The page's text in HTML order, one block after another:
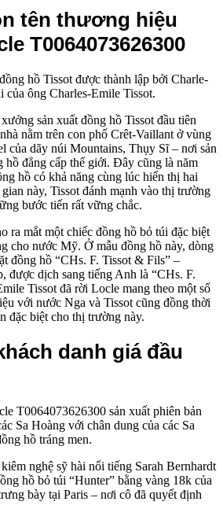
tên thương hiệu
T0064073626300
hồ Tissot được thành lập bởi Charle-
của ông Charles-Emile Tissot.
sản xuất đồng hồ Tissot đầu tiên
nằm trên con phố Crêt-Vaillant ở vùng
của dãy núi Mountains, Thụy Sĩ – nơi sản
hồ đẳng cấp thế giới. Đây cũng là năm
hồ có khả năng cùng lúc hiển thị hai
này, Tissot đánh mạnh vào thị trường
bước tiến rất vững chắc.
ra mắt một chiếc đồng hồ bỏ túi đặc biệt
cho nước Mỹ. Ở mẫu đồng hồ này, dòng
đồng hồ “CHs. F. Tissot & Fils” –
được dịch sang tiếng Anh là “CHs. F.
Tissot đã rời Locle mang theo một số
với nước Nga và Tissot cũng đồng thời
đặc biệt cho thị trường này.
danh giá đầu
T0064073626300 sản xuất phiên bản
Sa Hoàng với chân dung của các Sa
hồ tráng men.
nghệ sỹ hài nổi tiếng Sarah Bernhardt
hồ bỏ túi “Hunter” bằng vàng 18k của
bày tại Paris – nơi cô đã quyết định